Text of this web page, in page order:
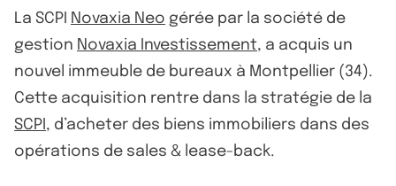
La SCPI Novaxia Neo gérée par la société de
gestion Novaxia Investissement, a acquis un
nouvel immeuble de bureaux à Montpellier (34).
Cette acquisition rentre dans la stratégie de la
SCPI , d’acheter des biens immobiliers dans des
opérations de sales & lease-back.